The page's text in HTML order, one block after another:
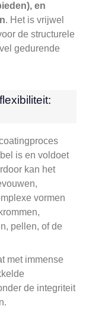
en
. Het is vrijwel
de structurele
gedurende
is en voldoet
kan het
vormen
pellen, of de
met immense
de integriteit